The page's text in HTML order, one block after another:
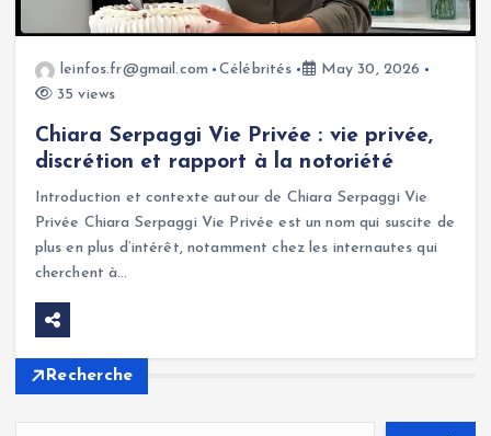
leinfos.fr@gmail.com Célébrités
May 30, 2026
35 views
Chiara Serpaggi Vie Privée : vie privée,
discrétion et rapport à la notoriété
Introduction et contexte autour de Chiara Serpaggi Vie
Privée Chiara Serpaggi Vie Privée est un nom qui suscite de
plus en plus d’intérêt, notamment chez les internautes qui
cherchent à…
Recherche